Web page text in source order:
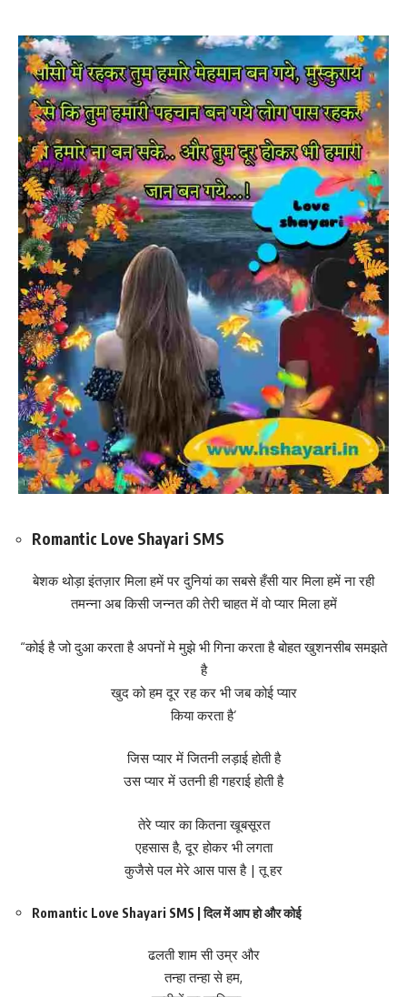
Romantic Love Shayari SMS
बेशक थोड़ा इंतज़ार मिला हमें पर दुनियां का सबसे हँसी यार मिला हमें ना रही
तमन्ना अब किसी जन्नत की तेरी चाहत में वो प्यार मिला हमें
“कोई है जो दुआ करता है अपनों मे मुझे भी गिना करता है बोहत खुशनसीब समझते
है
खुद को हम दूर रह कर भी जब कोई प्यार
किया करता है’
जिस प्यार में जितनी लड़ाई होती है
उस प्यार में उतनी ही गहराई होती है
तेरे प्यार का कितना खूबसूरत
एहसास है, दूर होकर भी लगता
कुजैसे पल मेरे आस पास है | तू हर
Romantic Love Shayari SMS | दिल में आप हो और कोई
ढलती शाम सी उम्र और
तन्हा तन्हा से हम,